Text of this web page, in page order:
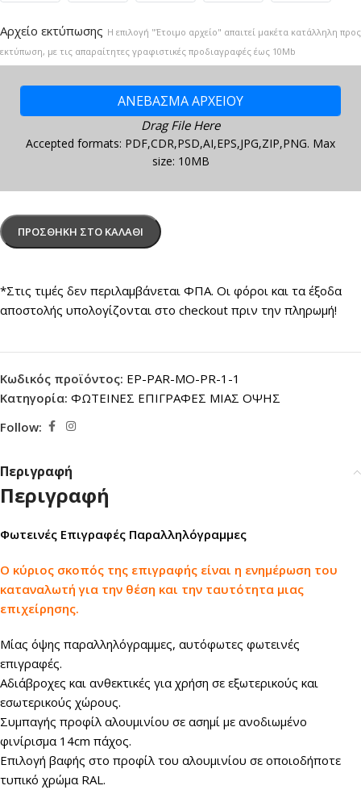
Αρχείο εκτύπωσης Η επιλογή "Έτοιμο αρχείο" απαιτεί μακέτα κατάλληλη προς
εκτύπωση, με τις απαραίτητες γραφιστικές προδιαγραφές έως 10Mb
ΑΝΕΒΑΣΜΑ ΑΡΧΕΙΟΥ
Drag File Here
Accepted formats: PDF,CDR,PSD,AI,EPS,JPG,ZIP,PNG. Max
size: 10MB
ΠΡΟΣΘΉΚΗ ΣΤΟ ΚΑΛΆΘΙ
*Στις τιμές δεν περιλαμβάνεται ΦΠΑ. Οι φόροι και τα έξοδα
αποστολής υπολογίζονται στο checkout πριν την πληρωμή!
Κωδικός προϊόντος: EP-PAR-MO-PR-1-1
Κατηγορία: ΦΩΤΕΙΝΕΣ ΕΠΙΓΡΑΦΕΣ ΜΙΑΣ ΟΨΗΣ
Follow:
Περιγραφή
Περιγραφή
Φωτεινές Επιγραφές Παραλληλόγραμμες
Ο κύριος σκοπός της επιγραφής είναι η ενημέρωση του
καταναλωτή για την θέση και την ταυτότητα μιας
επιχείρησης.
Μίας όψης παραλληλόγραμμες, αυτόφωτες φωτεινές
επιγραφές.
Αδιάβροχες και ανθεκτικές για χρήση σε εξωτερικούς και
εσωτερικούς χώρους.
Συμπαγής προφίλ αλουμινίου σε ασημί με ανοδιωμένο
φινίρισμα 14cm πάχος.
Επιλογή βαφής στο προφίλ του αλουμινίου σε οποιοδήποτε
τυπικό χρώμα RAL.